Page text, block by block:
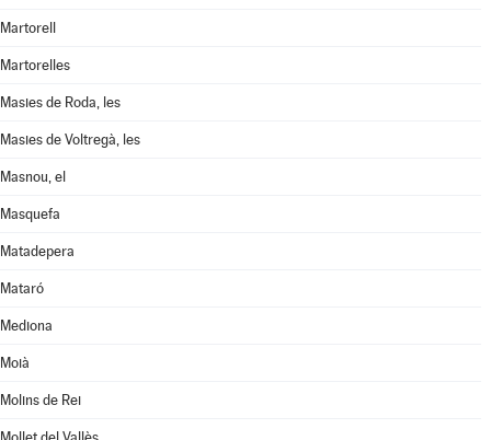
Martorell
Martorelles
Masies de Roda, les
Masies de Voltregà, les
Masnou, el
Masquefa
Matadepera
Mataró
Mediona
Moià
Molins de Rei